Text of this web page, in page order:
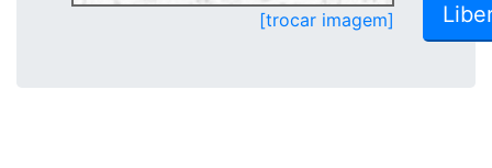
[trocar imagem]